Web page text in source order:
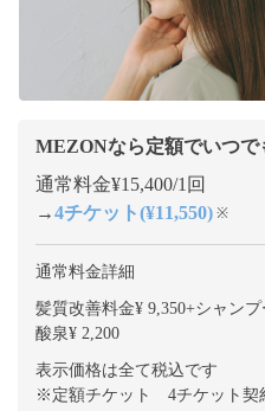
MEZONなら定額でいつで
通常料金¥15,400/1回
→4チケット(¥11,550) ※
通常料金詳細
髪質改善料金¥ 9,350+シャン
酸泉¥ 2,200
表示価格は全て税込です
※定額チケット 4チケット契